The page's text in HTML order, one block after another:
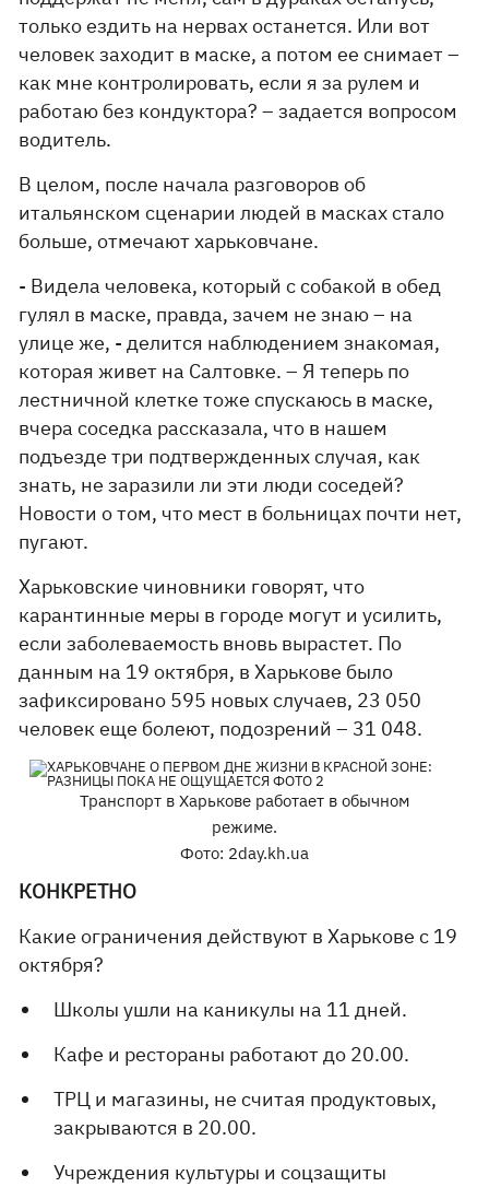
только ездить на нервах останется. Или вот
человек заходит в маске, а потом ее снимает –
как мне контролировать, если я за рулем и
работаю без кондуктора? – задается вопросом
водитель.
В целом, после начала разговоров об
итальянском сценарии людей в масках стало
больше, отмечают харьковчане.
- Видела человека, который с собакой в обед
гулял в маске, правда, зачем не знаю – на
улице же, - делится наблюдением знакомая,
которая живет на Салтовке. – Я теперь по
лестничной клетке тоже спускаюсь в маске,
вчера соседка рассказала, что в нашем
подъезде три подтвержденных случая, как
знать, не заразили ли эти люди соседей?
Новости о том, что мест в больницах почти нет,
пугают.
Харьковские чиновники говорят, что
карантинные меры в городе могут и усилить,
если заболеваемость вновь вырастет. По
данным на 19 октября, в Харькове было
зафиксировано 595 новых случаев, 23 050
человек еще болеют, подозрений – 31 048.
Транспорт в Харькове работает в обычном
режиме.
Фото: 2day.kh.ua
КОНКРЕТНО
Какие ограничения действуют в Харькове с 19
октября?
Школы ушли на каникулы на 11 дней.
Кафе и рестораны работают до 20.00.
ТРЦ и магазины, не считая продуктовых,
закрываются в 20.00.
Учреждения культуры и соцзащиты